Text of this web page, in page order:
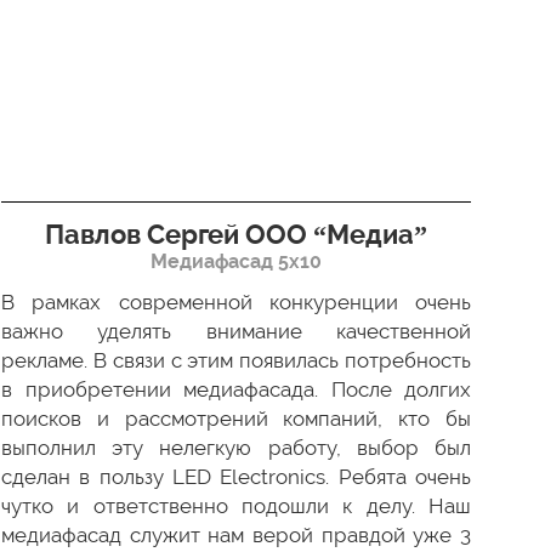
Павлов Сергей ООО “Медиа”
Медиафасад 5х10
В рамках современной конкуренции очень
важно уделять внимание качественной
рекламе. В связи с этим появилась потребность
в приобретении медиафасада. После долгих
поисков и рассмотрений компаний, кто бы
выполнил эту нелегкую работу, выбор был
сделан в пользу LED Electronics. Ребята очень
чутко и ответственно подошли к делу. Наш
медиафасад служит нам верой правдой уже 3